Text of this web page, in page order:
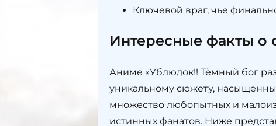
Ключевой враг, чье
Интересные факты о
Аниме «Ублюдок!! Тёмный бог
уникальному сюжету,
множество любопытных и
истинных фанатов. Ниже